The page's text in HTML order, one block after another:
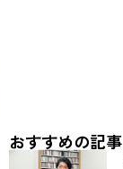
おすすめの記事